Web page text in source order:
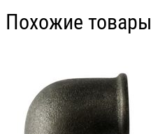
Похожие товары